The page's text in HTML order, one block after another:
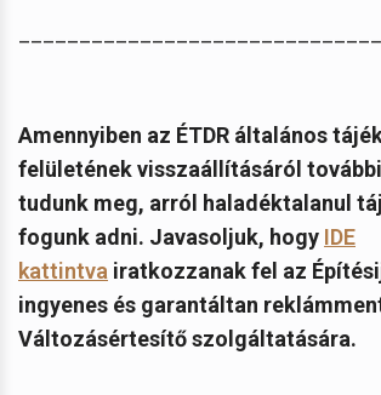
Amennyiben az ÉTDR általános
felületének visszaállításáról
tudunk meg, arról haladéktalanul
fogunk adni. Javasoljuk, hogy IDE
kattintva iratkozzanak fel az
ingyenes és garantáltan
Változásértesítő szolgáltatására.